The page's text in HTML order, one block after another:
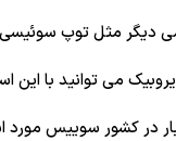
دیگر مثل توپ
می توانید با این
در کشور سوییس مورد